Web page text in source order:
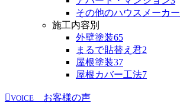
その他のハウスメーカー
施工内容別
外壁塗装65
まるで貼替え君2
屋根塗装37
屋根カバー工法7
VOICE
お客様の声